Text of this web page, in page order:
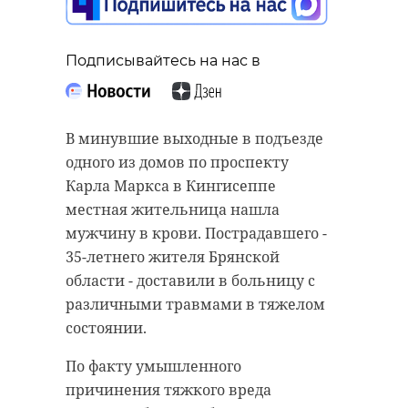
Подписывайтесь на нас в
В минувшие выходные в подъезде
одного из домов по проспекту
Карла Маркса в Кингисеппе
местная жительница нашла
мужчину в крови. Пострадавшего -
35-летнего жителя Брянской
области - доставили в больницу с
различными травмами в тяжелом
состоянии.
По факту умышленного
причинения тяжкого вреда
Подписывайтесь на нас в
Во вторник, 5 мая, в облаках над
Ленинградской областью появится
множество прояснений. В регионе
обойдется без дождей, а
температура воздуха составит от
+15 до +20 градусов. При этом
местами столбики термометров
покажут до +12 градусов.
Регион окажется под влиянием
барического гребня,
вытягивающегося с запада. В
Подписывайтесь на нас в
Сотрудница учреждения,
подведомственного Комитету
финансов Ленинградской области,
Ольга Долгополова случайно
обнаружила старые и
пожелтевшие от времени бумаги,
датируемые 1944-1945 годами. Она
документы и передала их на
вечное хранение в архив.